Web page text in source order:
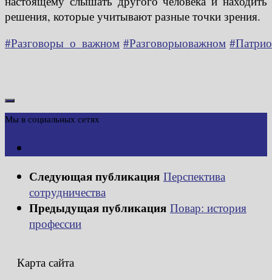
решения, которые учитывают разные точки зрения.
#Разговоры_о_важном #Разговорыоважном
Мы в социальных сетях
Следующая публикация Перспектива
сотрудничества
Предыдущая публикация Повар: история
профессии
Карта сайта